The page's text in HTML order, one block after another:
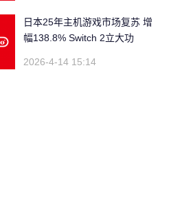
日本25年主机游戏市场复苏 增
幅138.8% Switch 2立大功
2026-4-14 15:14